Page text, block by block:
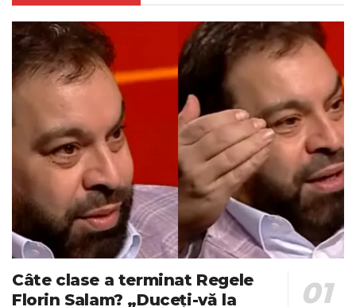
Câte clase a terminat Regele
Florin Salam? „Duceți-vă la